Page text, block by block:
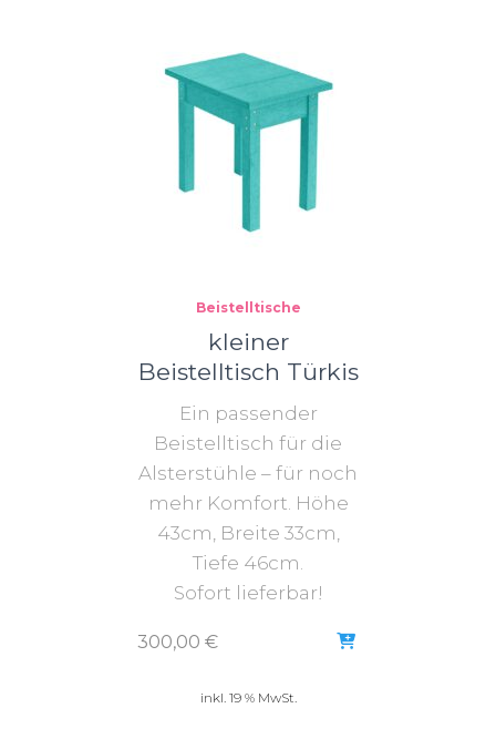
Beistelltische
kleiner
Beistelltisch Türkis
Ein passender
Beistelltisch für die
Alsterstühle – für noch
mehr Komfort. Höhe
43cm, Breite 33cm,
Tiefe 46cm.
Sofort lieferbar!
300,00 €
inkl. 19 % MwSt.